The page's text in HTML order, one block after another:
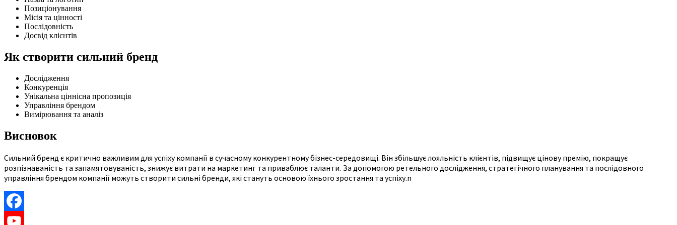
Позиціонування
Місія та цінності
Послідовність
Досвід клієнтів
Як створити сильний бренд
Дослідження
Конкуренція
Унікальна ціннісна пропозиція
Управління брендом
Вимірювання та аналіз
Висновок
Сильний бренд є критично важливим для успіху компанії в сучасному конкурентному бізнес-середовищі. Він збільшує лояльність клієнтів, підвищує цінову премію, покращує
розпізнаваність та запамятовуваність, знижує витрати на маркетинг та приваблює таланти. За допомогою ретельного дослідження, стратегічного планування та послідовного
управління брендом компанії можуть створити сильні бренди, які стануть основою їхнього зростання та успіху.n